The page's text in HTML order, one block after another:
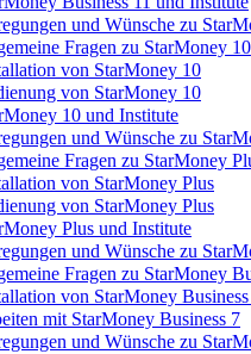
und Wünsche zu
Fragen zu StarMoney 10
von StarMoney 10
von StarMoney 10
10 und Institute
und Wünsche zu
Fragen zu StarMoney
von StarMoney Plus
von StarMoney Plus
Plus und Institute
und Wünsche zu
Fragen zu StarMoney
von StarMoney
mit StarMoney Business 7
und Wünsche zu